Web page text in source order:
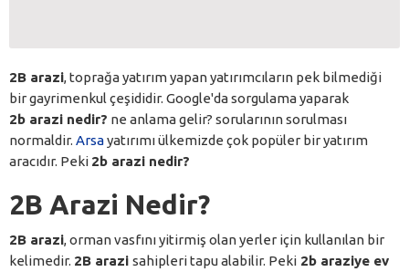
2B arazi, toprağa yatırım yapan yatırımcıların pek bilmediği
bir gayrimenkul çeşididir. Google'da sorgulama yaparak
2b arazi nedir? ne anlama gelir? sorularının sorulması
normaldir. Arsayatırımı ülkemizde çok popüler bir yatırım
aracıdır. Peki 2b arazi nedir?
2B Arazi Nedir?
2B arazi, orman vasfını yitirmiş olan yerler için kullanılan bir
kelimedir. 2B arazi sahipleri tapu alabilir. Peki 2b araziye ev